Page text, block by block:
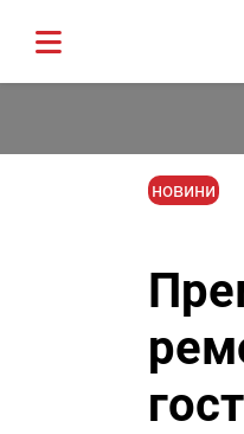
новини